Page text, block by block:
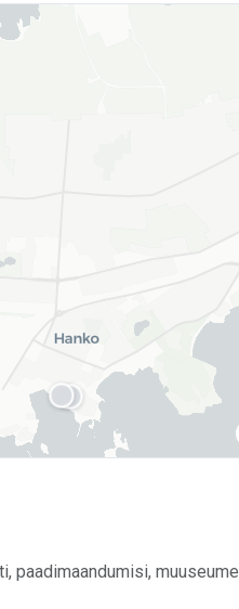
paadimaandumisi,